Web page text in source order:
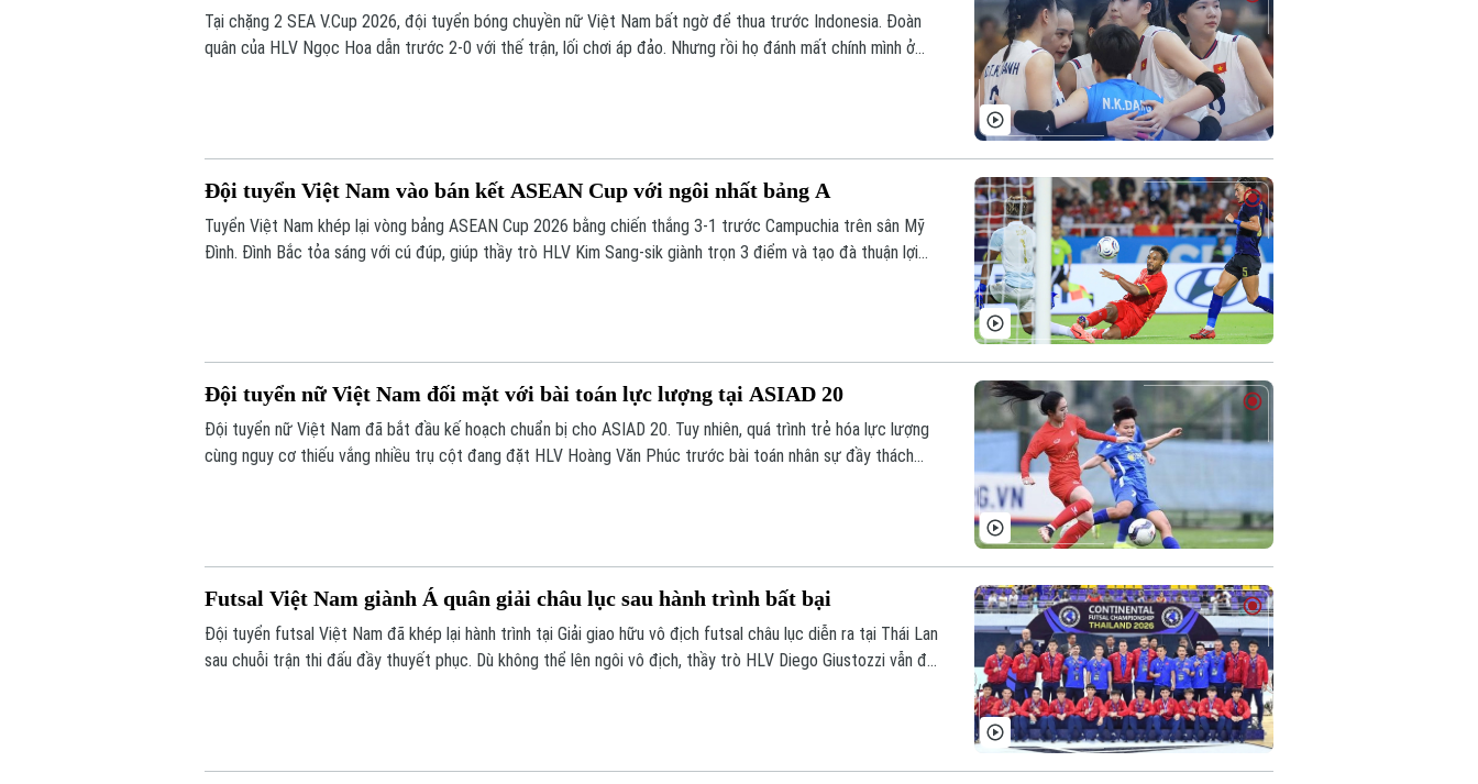
Tại chặng 2 SEA V.Cup 2026, đội tuyển bóng chuyền nữ Việt Nam bất ngờ để thua trước Indonesia. Đoàn
quân của HLV Ngọc Hoa dẫn trước 2-0 với thế trận, lối chơi áp đảo. Nhưng rồi họ đánh mất chính mình ở
Đội tuyển Việt Nam vào bán kết ASEAN Cup với ngôi nhất bảng A
Tuyển Việt Nam khép lại vòng bảng ASEAN Cup 2026 bằng chiến thắng 3-1 trước Campuchia trên sân Mỹ
Đình. Đình Bắc tỏa sáng với cú đúp, giúp thầy trò HLV Kim Sang-sik giành trọn 3 điểm và tạo đà thuận lợi
Đội tuyển nữ Việt Nam đối mặt với bài toán lực lượng tại ASIAD 20
Đội tuyển nữ Việt Nam đã bắt đầu kế hoạch chuẩn bị cho ASIAD 20. Tuy nhiên, quá trình trẻ hóa lực lượng
cùng nguy cơ thiếu vắng nhiều trụ cột đang đặt HLV Hoàng Văn Phúc trước bài toán nhân sự đầy thách
Futsal Việt Nam giành Á quân giải châu lục sau hành trình bất bại
Đội tuyển futsal Việt Nam đã khép lại hành trình tại Giải giao hữu vô địch futsal châu lục diễn ra tại Thái Lan
sau chuỗi trận thi đấu đầy thuyết phục. Dù không thể lên ngôi vô địch, thầy trò HLV Diego Giustozzi vẫn để